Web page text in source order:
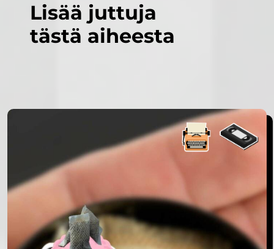
Lisää juttuja
tästä aiheesta